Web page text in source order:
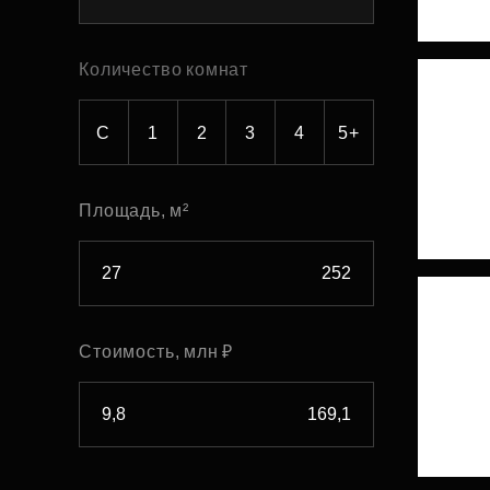
Рефинансирование
Количество комнат
С 1 2 3 4 5+
Площадь, м²
Стоимость, млн ₽